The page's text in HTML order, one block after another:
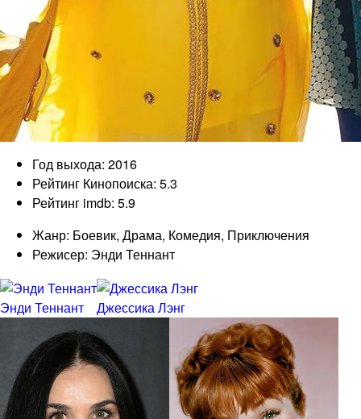
Год выхода: 2016
Рейтинг Кинопоиска: 5.3
Рейтинг imdb: 5.9
Жанр: Боевик, Драма, Комедия, Приключения
Режисер: Энди Теннант
Энди Теннант Джессика Лэнг